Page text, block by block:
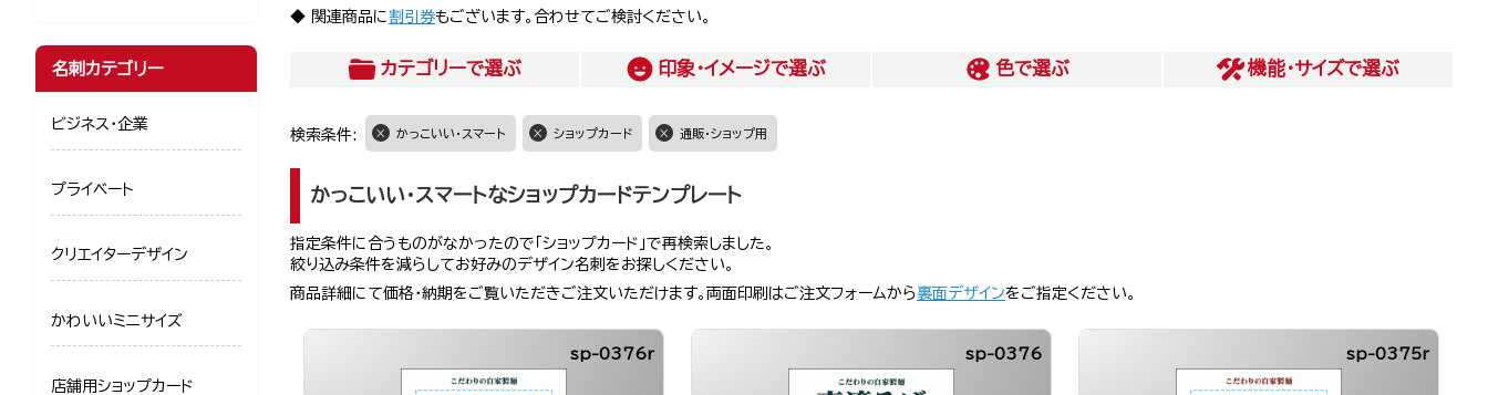
◆ 関連商品に割引券もございます。合わせてご検討ください。
カテゴリーで選ぶ 印象・イメージで選ぶ 色で選ぶ 機能・サイズで選ぶ
検索条件: かっこいい・スマート ショップカード 通販・ショップ用
かっこいい・スマートなショップカードテンプレート
指定条件に合うものがなかったので「ショップカード」で再検索しました。
絞り込み条件を減らしてお好みのデザイン名刺をお探しください。
商品詳細にて価格・納期をご覧いただきご注文いただけます。両面印刷はご注文フォームから裏面デザインをご指定ください。
sp-0376r sp-0376 sp-0375r
名刺カテゴリー
ビジネス・企業
プライベート
クリエイターデザイン
かわいいミニサイズ
店舗用ショップカード